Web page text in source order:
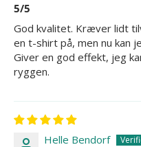
5/5
God kvalitet. Kræver lidt
en t-shirt på, men nu kan
Giver en god effekt, jeg
ryggen.
Helle Bendorf